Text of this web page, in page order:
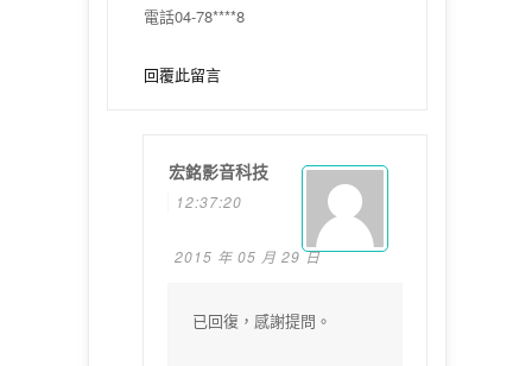
電話04-78****8
回覆此留言
宏銘影音科技
12:37:20
2015 年 05 月 29 日
已回復，感謝提問。